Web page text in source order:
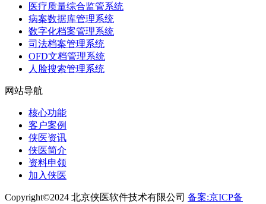
医疗质量综合监管系统
病案数据库管理系统
数字化档案管理系统
司法档案管理系统
OFD文档管理系统
人脸搜索管理系统
网站导航
核心功能
客户案例
侠医资讯
侠医简介
资料申领
加入侠医
Copyright©2024 北京侠医软件技术有限公司 备案:京ICP备